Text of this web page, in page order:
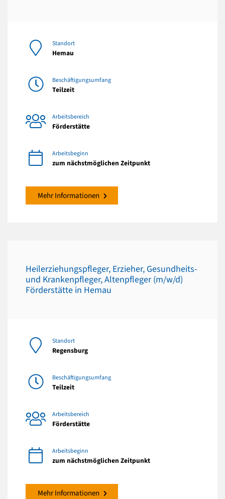
Standort
Hemau
Beschäftigungsumfang
Teilzeit
Arbeitsbereich
Förderstätte
Arbeitsbeginn
zum nächstmöglichen Zeitpunkt
Mehr Informationen
Heilerziehungspfleger, Erzieher, Gesundheits-
und Krankenpfleger, Altenpfleger (m/w/d)
Förderstätte in Hemau
Standort
Regensburg
Beschäftigungsumfang
Teilzeit
Arbeitsbereich
Förderstätte
Arbeitsbeginn
zum nächstmöglichen Zeitpunkt
Mehr Informationen